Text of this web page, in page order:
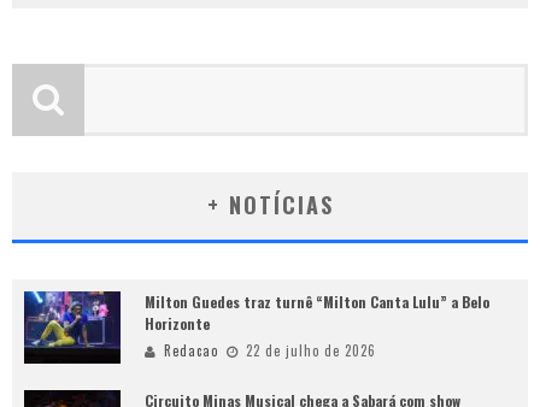
+ NOTÍCIAS
Milton Guedes traz turnê “Milton Canta Lulu” a Belo
Horizonte
Redacao 22 de julho de 2026
Circuito Minas Musical chega a Sabará com show